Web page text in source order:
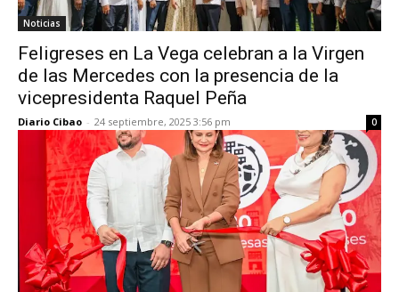
Noticias
Feligreses en La Vega celebran a la Virgen
de las Mercedes con la presencia de la
vicepresidenta Raquel Peña
Diario Cibao - 24 septiembre, 2025 3:56 pm 0